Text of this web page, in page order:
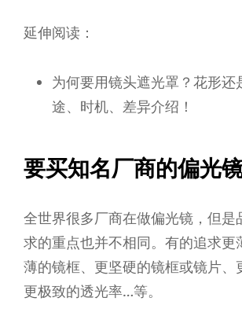
延伸阅读：
为何要用镜头遮光罩？花形还
途、时机、差异介绍！
要买知名厂商的偏光
全世界很多厂商在做偏光镜，但是
求的重点也并不相同。有的追求更
薄的镜框、更坚硬的镜框或镜片、
更极致的透光率…等。